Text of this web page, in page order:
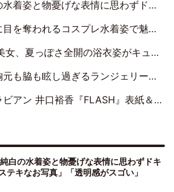
表情に思わずドキドキ…「ステキなお写真」「透明感がスゴい」
着姿で魅了「群を抜く美しさと華やかさ」「えなこりんの千咲は破壊力がスゴい」
衣姿がキュート「涼しげな浴衣が良く似合ってる」「思わず見惚れてしまう」
リー＆ビキニ姿を披露「なしこたそ最強」「セクシーでゴージャスで大きなボリューム」
ン 井口裕香『FLASH』表紙＆巻頭を飾る
白の水着姿と物憂げな表情に思わずドキ
テキなお写真」「透明感がスゴい」